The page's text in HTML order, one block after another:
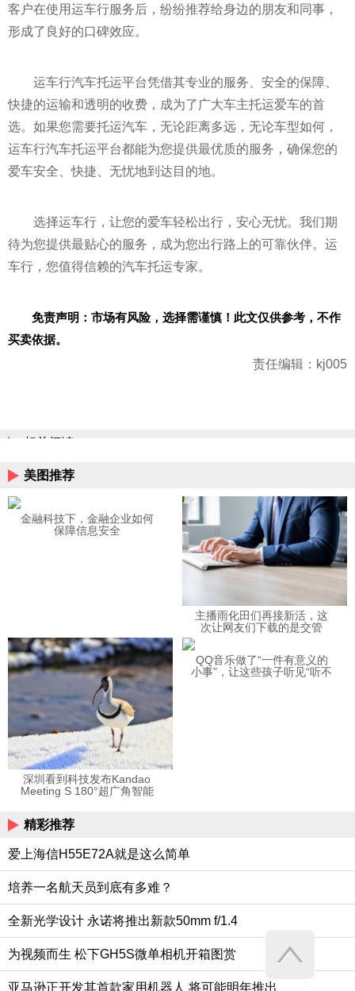
客户在使用运车行服务后，纷纷推荐给身边的朋友和同事，
形成了良好的口碑效应。
运车行汽车托运平台凭借其专业的服务、安全的保障、
快捷的运输和透明的收费，成为了广大车主托运爱车的首
选。如果您需要托运汽车，无论距离多远，无论车型如何，
运车行汽车托运平台都能为您提供最优质的服务，确保您的
爱车安全、快捷、无忧地到达目的地。
选择运车行，让您的爱车轻松出行，安心无忧。我们期
待为您提供最贴心的服务，成为您出行路上的可靠伙伴。运
车行，您值得信赖的汽车托运专家。
免责声明：市场有风险，选择需谨慎！此文仅供参考，不作
买卖依据。
责任编辑：kj005
相关阅读
美图推荐
金融科技下，金融企业如何
保障信息安全
主播雨化田们再接新活，这
次让网友们下载的是交管
深圳看到科技发布Kandao
Meeting S 180°超广角智能
QQ音乐做了“一件有意义的
小事”，让这些孩子听见“听不
精彩推荐
爱上海信H55E72A就是这么简单
培养一名航天员到底有多难？
全新光学设计 永诺将推出新款50mm f/1.4
为视频而生 松下GH5S微单相机开箱图赏
亚马逊正开发其首款家用机器人 将可能明年推出